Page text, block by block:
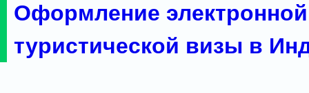
Оформление электронной
туристической визы в